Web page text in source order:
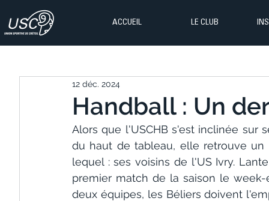
ACCUEIL LE CLUB
Handball : Un
12 déc. 2024
Alors que l'USCHB s'est inclinée sur
du haut de tableau, elle retrouve
lequel : ses voisins de l'US Ivry.
premier match de la saison le
deux équipes, les Béliers doivent